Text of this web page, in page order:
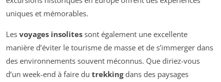
uniques et mémorables.
Les voyages insolites sont également une excellente
manière d’éviter le tourisme de masse et de s’immerger dans
des environnements souvent méconnus. Que diriez-vous
d’un week-end à faire du trekkingdans des paysages